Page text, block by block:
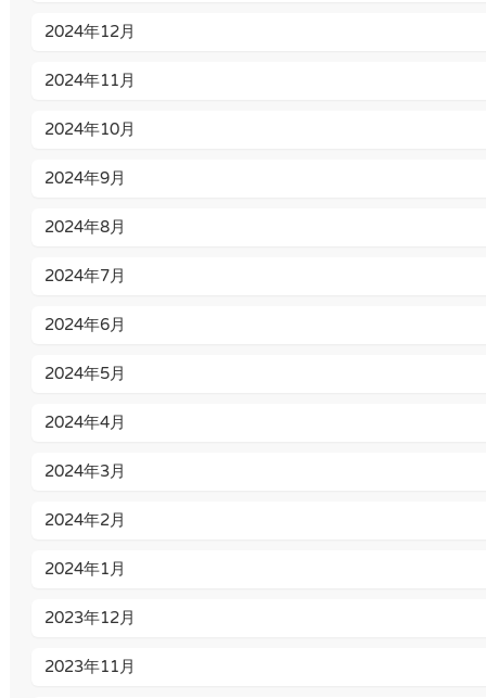
2024年12月
2024年11月
2024年10月
2024年9月
2024年8月
2024年7月
2024年6月
2024年5月
2024年4月
2024年3月
2024年2月
2024年1月
2023年12月
2023年11月